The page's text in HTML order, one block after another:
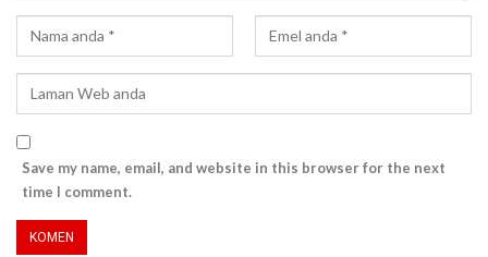
Save my name, email, and website in this browser for the next
time I comment.